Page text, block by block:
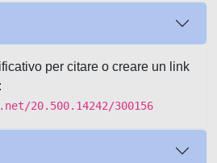
per citare o creare un link
20.500.14242/300156